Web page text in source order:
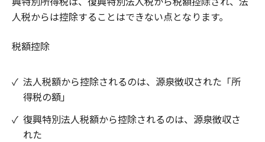
人税からは控除することはできない点となります。
税額控除
✓ 法人税額から控除されるのは、源泉徴収された「所
得税の額」
✓ 復興特別法人税額から控除されるのは、源泉徴収さ
れた